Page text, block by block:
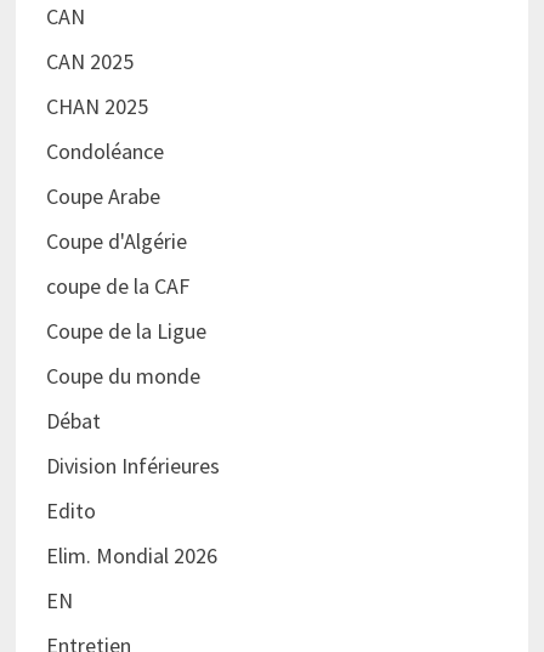
CAN
CAN 2025
CHAN 2025
Condoléance
Coupe Arabe
Coupe d'Algérie
coupe de la CAF
Coupe de la Ligue
Coupe du monde
Débat
Division Inférieures
Edito
Elim. Mondial 2026
EN
Entretien